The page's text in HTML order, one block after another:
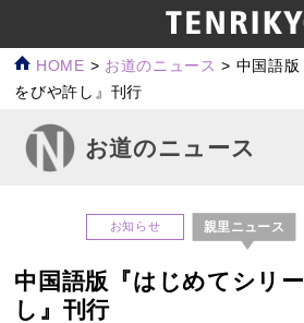
HOME > お道のニュース > 中国語
をびや許し』刊行
お道のニュース
お知らせ 親里ニュース
中国語版『はじめてシリ
し』刊行